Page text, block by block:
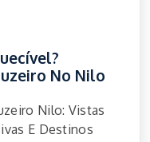
No Nilo
Nilo: Vistas
E Destinos